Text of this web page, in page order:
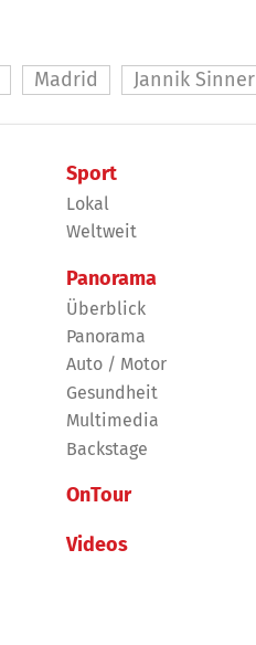
Madrid Jannik Sinner
Sport
Lokal
Weltweit
Panorama
Überblick
Panorama
Auto / Motor
Gesundheit
Multimedia
Backstage
OnTour
Videos